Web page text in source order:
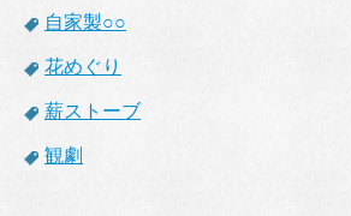
自家製○○
花めぐり
薪ストーブ
観劇